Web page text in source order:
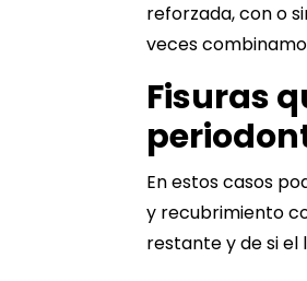
reforzada, con o
veces
Fisuras
En estos casos
y recubrimiento
restante y de si